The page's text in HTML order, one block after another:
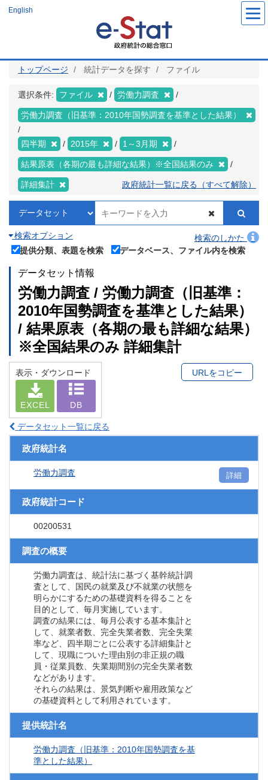
ツ
English
トップページ 統計データを探す ファイル
選択条件: ファイル 労働力調査
労働力調査（旧基準：2010年国勢調査を基準とした結果）
四半期 2015年 1～3月期
結果原表（各期の最も詳細な結果）※全国結果のみ
詳細集計 政府統計一覧に戻る（すべて解除）
検索オプション
検索のしかた
提供分類、表題を検索
データベース、ファイル内を検索
データセット情報
労働力調査 / 労働力調査（旧基準：
2010年国勢調査を基準とした結果）
/ 結果原表（各期の最も詳細な結果）
※全国結果のみ 詳細集計
表示・ダウンロード
EXCEL DB
URLをコピー
データセット一覧に戻る
政府統計名
労働力調査 詳細
政府統計コード
00200531
調査の概要
労働力調査は、統計法に基づく基幹統計調
査として、国民の就業及び不就業の状態を
明らかにするための基礎資料を得ることを
目的として、毎月実施しています。
調査の結果には、毎月公表する基本集計と
して、就業者数、完全失業者数、完全失業
率など、四半期ごとに公表する詳細集計と
して、現職についた理由別の非正規の職
員・従業員数、失業期間別の完全失業者数
などがあります。
それらの結果は、景気判断や雇用政策など
の基礎資料として利用されています。
提供統計名
労働力調査（旧基準：2010年国勢調査を基
準とした結果）